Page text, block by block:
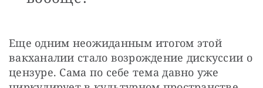
Еще одним неожиданным итогом этой
вакханалии стало возрождение дискуссии о
цензуре. Сама по себе тема давно уже